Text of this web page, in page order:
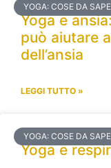
YOGA: COSE DA
Yoga e
può aiutare
dell’ansia
LEGGI TUTTO »
YOGA: COSE DA
Yoga e